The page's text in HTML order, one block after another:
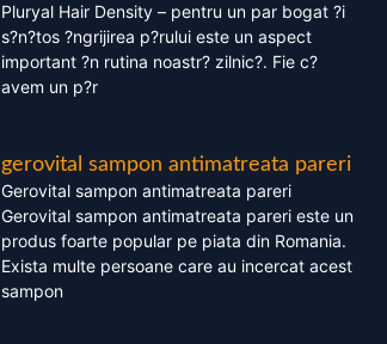
Pluryal Hair Density – pentru un par bogat ?i
s?n?tos ?ngrijirea p?rului este un aspect
important ?n rutina noastr? zilnic?. Fie c?
avem un p?r
gerovital sampon antimatreata pareri
Gerovital sampon antimatreata pareri
Gerovital sampon antimatreata pareri este un
produs foarte popular pe piata din Romania.
Exista multe persoane care au incercat acest
sampon